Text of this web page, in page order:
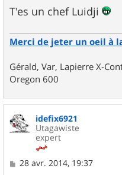
g
e
T'es un chef Luidji
Merci de jeter un oeil à
Gérald, Var, Lapierre X-
Oregon 600
idefix6921
Utagawiste
expert
M
28 avr. 2014, 19:37